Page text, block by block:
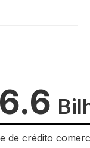
de crédito